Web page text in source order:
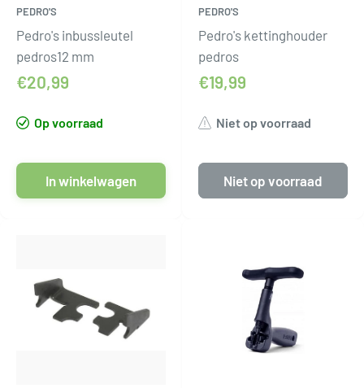
PEDRO'S
Pedro's inbussleutel
pedros12 mm
€20,99
Op voorraad
In winkelwagen
PEDRO'S
Pedro's kettinghouder
pedros
€19,99
Niet op voorraad
Niet op voorraad